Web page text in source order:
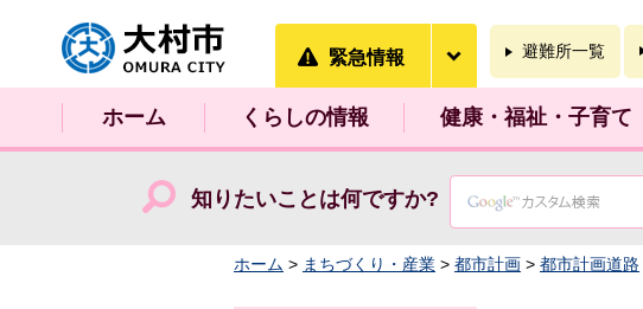
大村市
緊急情報 避難所一覧
ホーム くらしの情報 健康・福祉・子育て
知りたいことは何ですか?
ホーム > まちづくり・産業 > 都市計画 > 都市計画道路